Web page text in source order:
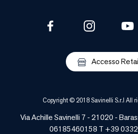
Accesso
Copyright © 2018 Savinelli S.r.l All
Via Achille Savinelli 7 - 21020 -
06185460158 T +39